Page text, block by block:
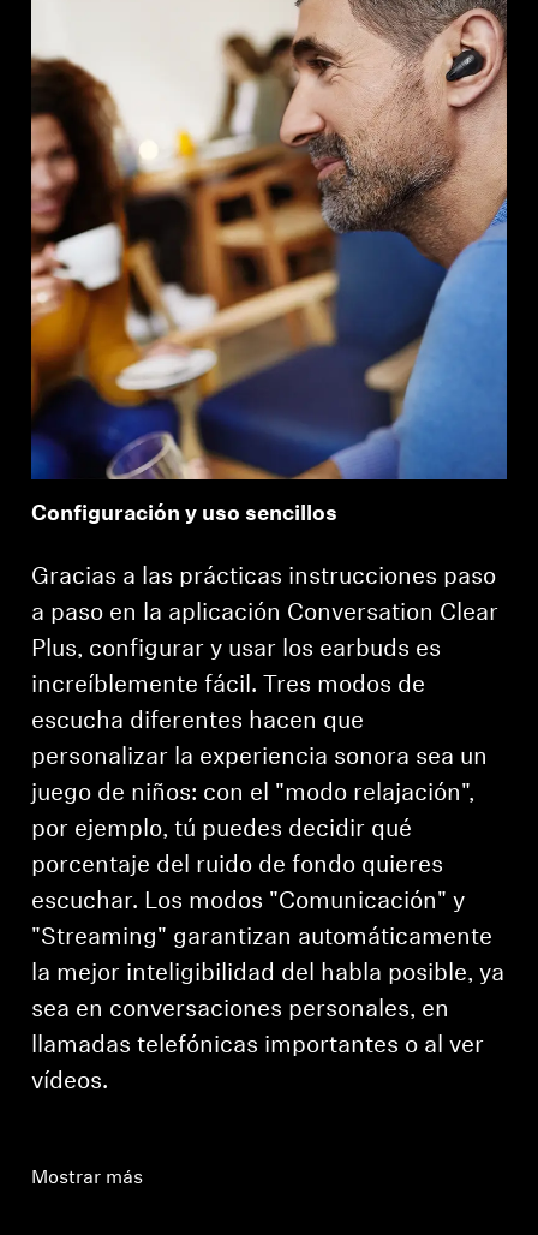
Configuración y uso sencillos
Gracias a las prácticas instrucciones paso
a paso en la aplicación Conversation Clear
Plus, configurar y usar los earbuds es
increíblemente fácil. Tres modos de
escucha diferentes hacen que
personalizar la experiencia sonora sea un
juego de niños: con el "modo relajación",
por ejemplo, tú puedes decidir qué
porcentaje del ruido de fondo quieres
escuchar. Los modos "Comunicación" y
"Streaming" garantizan automáticamente
la mejor inteligibilidad del habla posible, ya
sea en conversaciones personales, en
llamadas telefónicas importantes o al ver
vídeos.
Mostrar más